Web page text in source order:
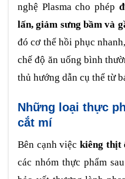
nghệ Plasma cho phép
lấn, giảm sưng bầm và
đó cơ thể hồi phục
chế độ ăn uống bình
thủ hướng dẫn cụ thể từ
Những loại thực
cắt mí
Bên cạnh việc kiêng thịt
các nhóm thực phẩm